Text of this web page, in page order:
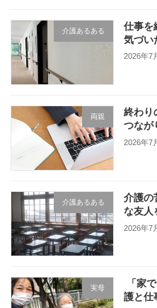
介護あるある
仕事を
気づい
2026年7
両親
終わり
つなが
2026年7
介護あるある
介護の
な友人
2026年7
実母
「家
護と仕